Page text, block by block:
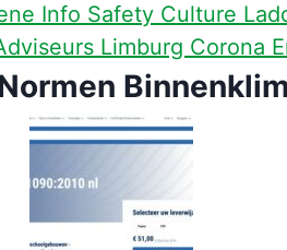
Info Safety Culture
Limburg Corona